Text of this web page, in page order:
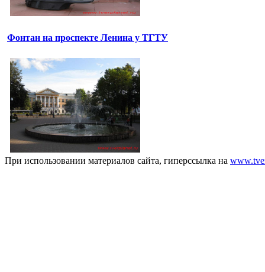
Фонтан на проспекте Ленина у ТГТУ
При использовании материалов сайта, гиперссылка на